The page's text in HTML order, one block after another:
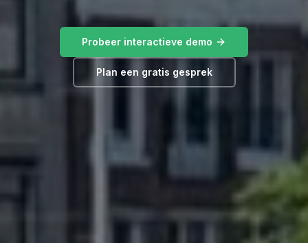
Probeer interactieve demo
Plan een gratis gesprek